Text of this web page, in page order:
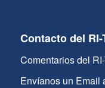
Contacto del RI-
Comentarios del
Envíanos un Email